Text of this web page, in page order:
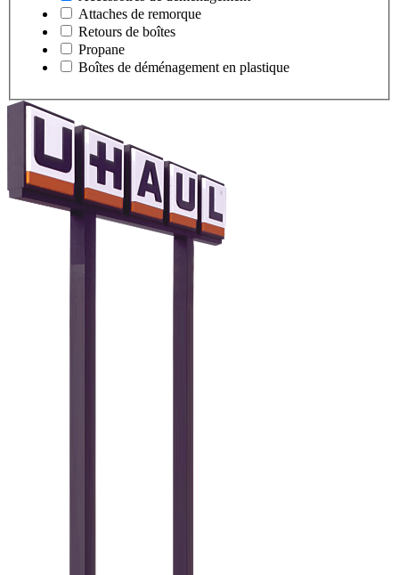
Attaches de remorque
Retours de boîtes
Propane
Boîtes de déménagement en plastique